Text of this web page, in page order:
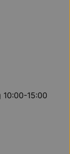
10:00-15:00